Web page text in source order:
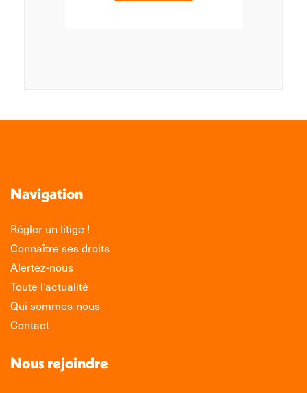
Navigation
Régler un litige !
Connaître ses droits
Alertez-nous
Toute l’actualité
Qui sommes-nous
Contact
Nous rejoindre